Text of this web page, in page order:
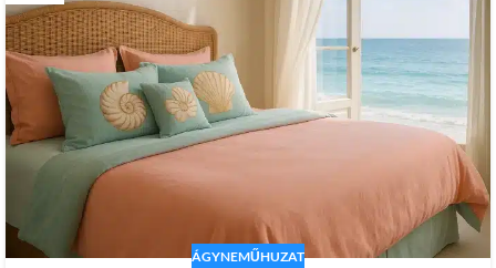
ÁGYNEMŰHUZAT